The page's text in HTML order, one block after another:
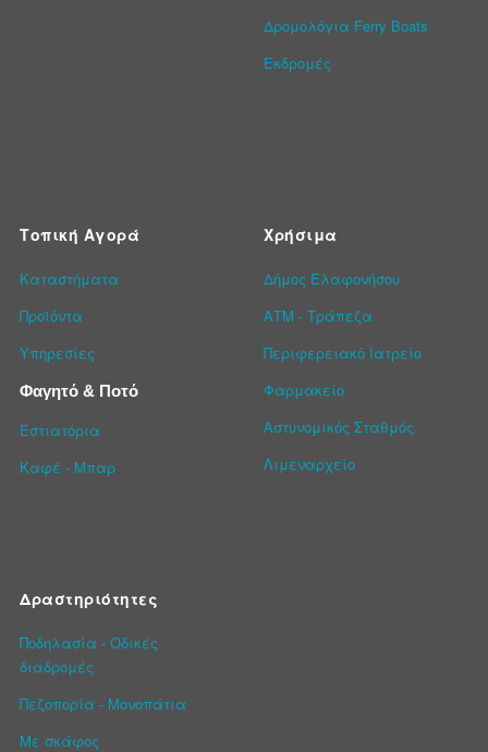
Δρομολόγια Ferry Boats
Εκδρομές
Τοπική Αγορά
Καταστήματα
Προϊόντα
Υπηρεσίες
Φαγητό & Ποτό
Εστιατόρια
Καφέ - Μπαρ
Χρήσιμα
Δήμος Ελαφονήσου
ΑΤΜ - Τράπεζα
Περιφερειακό Ιατρείο
Φαρμακείο
Αστυνομικός Σταθμός
Λιμεναρχείο
Δραστηριότητες
Ποδηλασία - Οδικές
διαδρομές
Πεζοπορία - Μονοπάτια
Με σκάφος